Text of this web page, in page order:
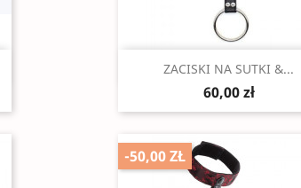
Szybki podgląd
ZACISKI NA SUTKI &...
60,00 zł
-50,00 ZŁ